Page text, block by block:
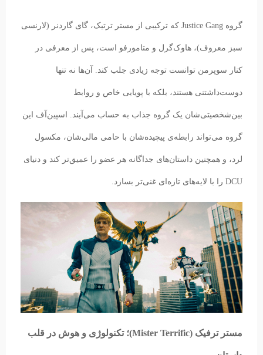
گروه Justice Gang که ترکیبی از مستر ترتیک، گای گاردنر (لارنسی
سبز معروف)، هاوک‌گرل و متامورفو است، پس از معرفی در
کنار سوپرمن توانست توجه زیادی جلب کند. آن‌ها نه تنها
دوست‌داشتنی هستند، بلکه با پویایی خاص و روابط
بین‌شخصیتی‌شان یک گروه جذاب به حساب می‌آیند. اسپین‌آف این
گروه می‌تواند رابطه‌ی پیچیده‌شان با حامی مالی‌شان، مکسول
لرد، و همچنین داستان‌های جداگانه هر عضو را عمیق‌تر کند و دنیای
DCU را با لایه‌های تازه‌ای غنی‌تر بسازد.
مستر ترفیک (Mister Terrific)؛ تکنولوژی و هوش در قلب